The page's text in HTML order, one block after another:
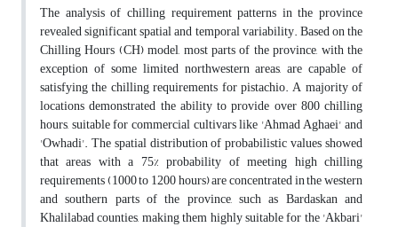
The analysis of chilling requirement patterns in the province
revealed significant spatial and temporal variability. Based on the
Chilling Hours (CH) model, most parts of the province, with the
exception of some limited northwestern areas, are capable of
satisfying the chilling requirements for pistachio. A majority of
locations demonstrated the ability to provide over 800 chilling
hours, suitable for commercial cultivars like 'Ahmad Aghaei' and
'Owhadi'. The spatial distribution of probabilistic values showed
that areas with a 75% probability of meeting high chilling
requirements (1000 to 1200 hours) are concentrated in the western
and southern parts of the province, such as Bardaskan and
Khalilabad counties, making them highly suitable for the 'Akbari'